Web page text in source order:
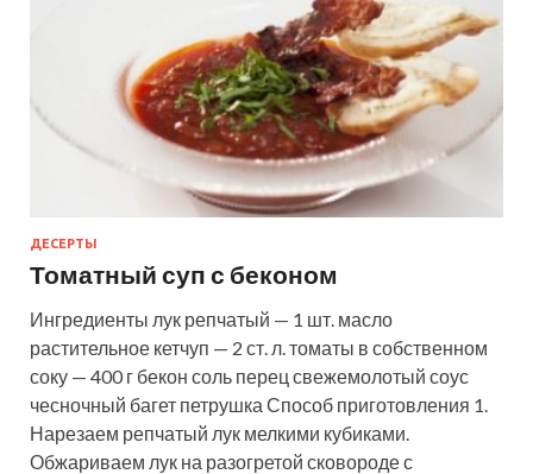
ДЕСЕРТЫ
Томатный суп с беконом
Ингредиенты лук репчатый — 1 шт. масло
растительное кетчуп — 2 ст. л. томаты в собственном
соку — 400 г бекон соль перец свежемолотый соус
чесночный багет петрушка Способ приготовления 1.
Нарезаем репчатый лук мелкими кубиками.
Обжариваем лук на разогретой сковороде с